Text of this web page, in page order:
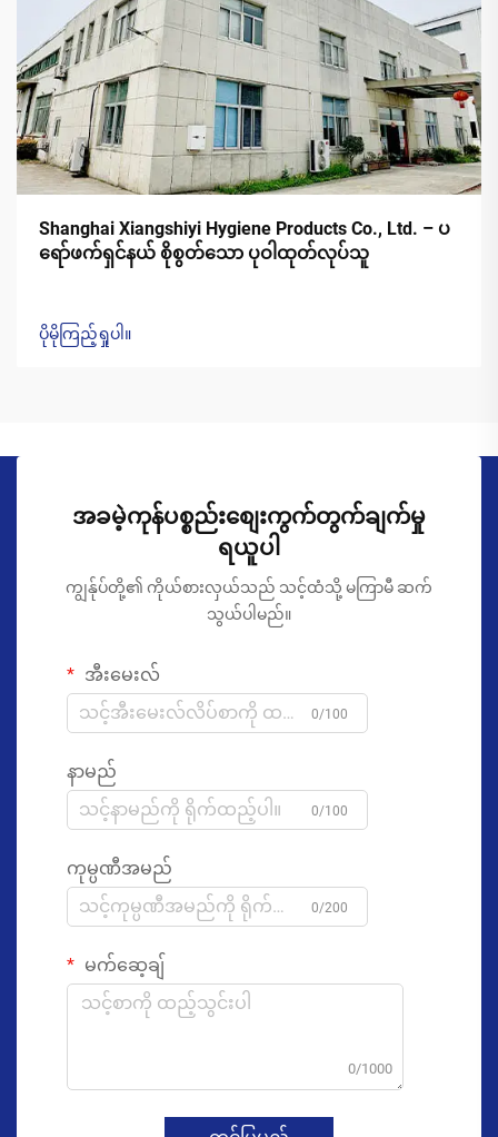
Shanghai Xiangshiyi Hygiene Products Co., Ltd. – ပ
ရော်ဖက်ရှင်နယ် စိုစွတ်သော ပုဝါထုတ်လုပ်သူ
ပိုမိုကြည့်ရှုပါ။
အခမဲ့ကုန်ပစ္စည်းစျေးကွက်တွက်ချက်မှု
ရယူပါ
ကျွန်ုပ်တို့၏ ကိုယ်စားလှယ်သည် သင့်ထံသို့ မကြာမီ ဆက်
သွယ်ပါမည်။
အီးမေးလ်
0/100
နာမည်
0/100
ကုမ္ပဏီအမည်
0/200
မက်ဆေ့ချ်
0/1000